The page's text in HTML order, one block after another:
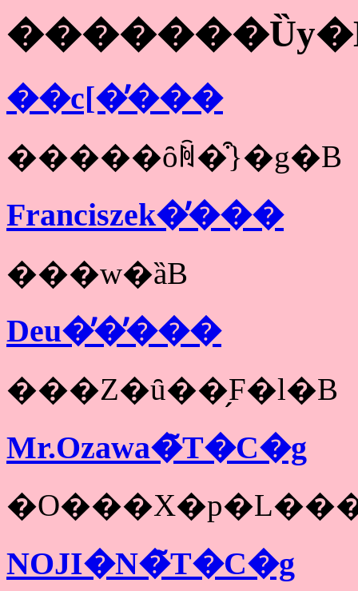
��с[�̕���
�����ȏꏊ�͒}�g�B
Franciszek�̕���
���w�ȁB
Deu�̓�̕���
���Z�ȗ��̗F�l�B
Mr.Ozawa�̃T�C�g
NOJI�N�̃T�C�g